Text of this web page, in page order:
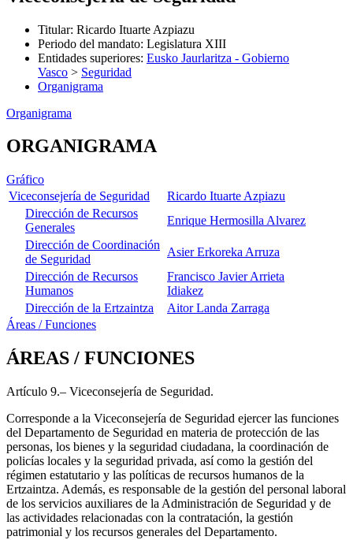
Titular: Ricardo Ituarte Azpiazu
Periodo del mandato: Legislatura XIII
Entidades superiores: Eusko Jaurlaritza - Gobierno
Vasco > Seguridad
Organigrama
Organigrama
ORGANIGRAMA
Gráfico
Viceconsejería de Seguridad
Ricardo Ituarte Azpiazu
Dirección de Recursos
Generales
Enrique Hermosilla Alvarez
Dirección de Coordinación
de Seguridad
Asier Erkoreka Arruza
Dirección de Recursos
Humanos
Francisco Javier Arrieta
Idiakez
Dirección de la Ertzaintza
Aitor Landa Zarraga
Áreas / Funciones
ÁREAS / FUNCIONES
Artículo 9.– Viceconsejería de Seguridad.
Corresponde a la Viceconsejería de Seguridad ejercer las funciones
del Departamento de Seguridad en materia de protección de las
personas, los bienes y la seguridad ciudadana, la coordinación de
policías locales y la seguridad privada, así como la gestión del
régimen estatutario y las políticas de recursos humanos de la
Ertzaintza. Además, es responsable de la gestión del personal laboral
de los servicios auxiliares de la Administración de Seguridad y de
las actividades relacionadas con la contratación, la gestión
patrimonial y los recursos generales del Departamento.